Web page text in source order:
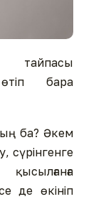
тайпасы
бара
ба? Әкем
сүрінгенге
де өкініп